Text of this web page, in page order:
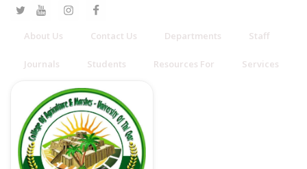
About Us Contact Us Departments Staff
Journals Students Resources For Services